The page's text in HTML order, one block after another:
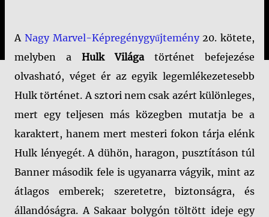
A Nagy Marvel-Képregénygyűjtemény20. kötete,
melyben a Hulk Világatörténet befejezése
olvasható, véget ér az egyik legemlékezetesebb
Hulk történet. A sztori nem csak azért különleges,
mert egy teljesen más közegben mutatja be a
karaktert, hanem mert mesteri fokon tárja elénk
Hulk lényegét. A dühön, haragon, pusztításon túl
Banner második fele is ugyanarra vágyik, mint az
átlagos emberek; szeretetre, biztonságra, és
állandóságra. A Sakaar bolygón töltött ideje egy